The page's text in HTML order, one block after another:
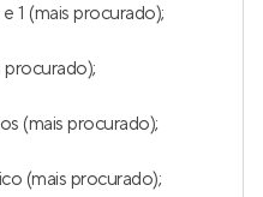
1 (mais procurado);
procurado);
(mais procurado);
(mais procurado);